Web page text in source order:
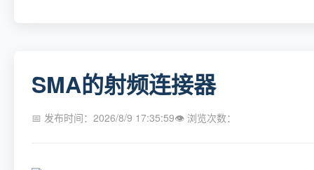
SMA的射频连接器
📅 发布时间：2026/8/9 17:35:59👁 浏览次数：